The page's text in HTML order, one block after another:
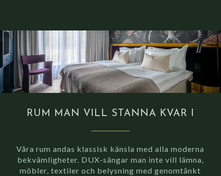
RUM MAN VILL STANNA KVAR I
Våra rum andas klassisk känsla med alla moderna
bekvämligheter. DUX-sängar man inte vill lämna,
möbler, textiler och belysning med genomtänkt